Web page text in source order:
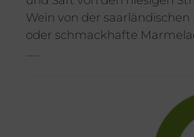
Wein von der saarländischen
oder schmackhafte
……